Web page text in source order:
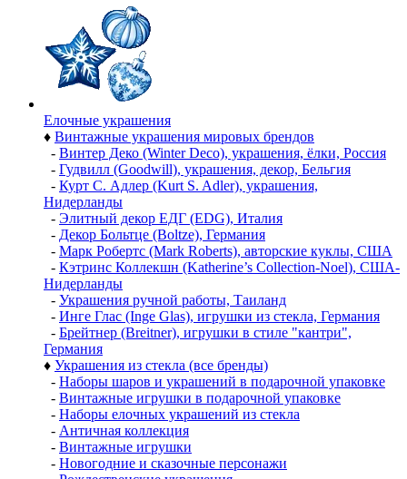
Елочные украшения
♦ Винтажные украшения мировых брендов
- Винтер Деко (Winter Deco), украшения, ёлки, Россия
- Гудвилл (Goodwill), украшения, декор, Бельгия
- Курт С. Адлер (Kurt S. Adler), украшения,
Нидерланды
- Элитный декор ЕДГ (EDG), Италия
- Декор Больтце (Boltze), Германия
- Марк Робертс (Mark Roberts), авторские куклы, США
- Кэтринс Коллекшн (Katherine’s Collection-Noel), США-
Нидерланды
- Украшения ручной работы, Таиланд
- Инге Глас (Inge Glas), игрушки из стекла, Германия
- Брейтнер (Breitner), игрушки в стиле "кантри",
Германия
♦ Украшения из стекла (все бренды)
- Наборы шаров и украшений в подарочной упаковке
- Винтажные игрушки в подарочной упаковке
- Наборы елочных украшений из стекла
- Античная коллекция
- Винтажные игрушки
- Новогодние и сказочные персонажи